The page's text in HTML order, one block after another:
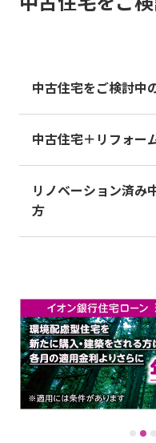
中古住宅をご検討中
中古住宅＋リフォー
リノベーション済み
方